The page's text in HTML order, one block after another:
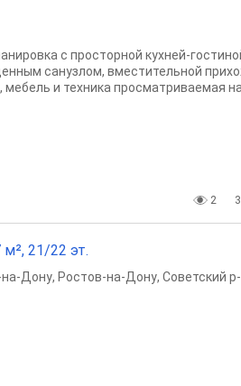
с просторной кухней-
санузлом, вместительной
и техника просматриваемая на
2
м², 21/22 эт.
на-Дону, Ростов-на-Дону, Советский